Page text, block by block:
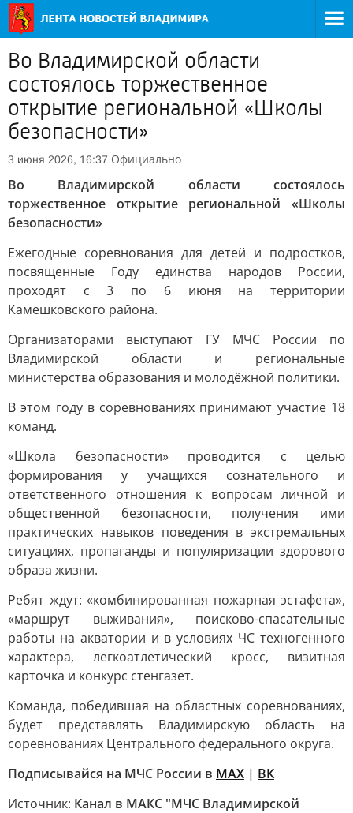
Во Владимирской области
состоялось торжественное
открытие региональной «Школы
безопасности»
3 июня 2026, 16:37 Официально
Во Владимирской области состоялось
торжественное открытие региональной «Школы
безопасности»
Ежегодные соревнования для детей и подростков,
посвященные Году единства народов России,
проходят с 3 по 6 июня на территории
Камешковского района.
Организаторами выступают ГУ МЧС России по
Владимирской области и региональные
министерства образования и молодёжной политики.
В этом году в соревнованиях принимают участие 18
команд.
«Школа безопасности» проводится с целью
формирования у учащихся сознательного и
ответственного отношения к вопросам личной и
общественной безопасности, получения ими
практических навыков поведения в экстремальных
ситуациях, пропаганды и популяризации здорового
образа жизни.
Ребят ждут: «комбинированная пожарная эстафета»,
«маршрут выживания», поисково-спасательные
работы на акватории и в условиях ЧС техногенного
характера, легкоатлетический кросс, визитная
карточка и конкурс стенгазет.
Команда, победившая на областных соревнованиях,
будет представлять Владимирскую область на
соревнованиях Центрального федерального округа.
Подписывайся на МЧС России в MAX | ВК
Источник: Канал в МАКС "МЧС Владимирской